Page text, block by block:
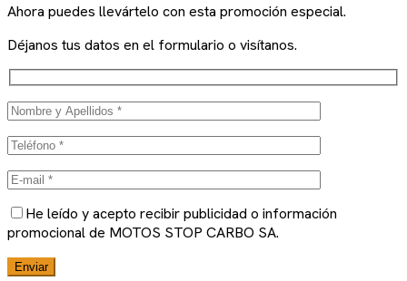
Ahora puedes llevártelo con esta promoción especial.
Déjanos tus datos en el formulario o visítanos.
He leído y acepto recibir publicidad o información
promocional de MOTOS STOP CARBO SA.